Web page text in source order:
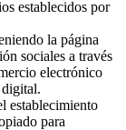
establecidos por
la página
sociales a través
electrónico
establecimiento
para